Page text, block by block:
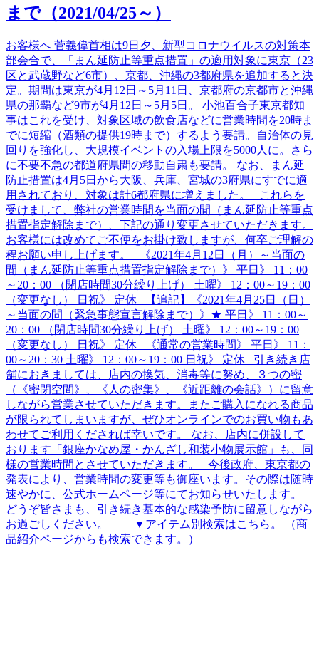
まで（2021/04/25～）
お客様へ 菅義偉首相は9日夕、新型コロナウイルスの対策本
部会合で、「まん延防止等重点措置」の適用対象に東京（23
区と武蔵野など6市）、京都、沖縄の3都府県を追加すると決
定。期間は東京が4月12日～5月11日、京都府の京都市と沖縄
県の那覇など9市が4月12日～5月5日。 小池百合子東京都知
事はこれを受け、対象区域の飲食店などに営業時間を20時ま
でに短縮（酒類の提供19時まで）するよう要請。自治体の見
回りを強化し、大規模イベントの入場上限を5000人に。さら
に不要不急の都道府県間の移動自粛も要請。 なお、まん延
防止措置は4月5日から大阪、兵庫、宮城の3府県にすでに適
用されており、対象は計6都府県に増えました。 これらを
受けまして、弊社の営業時間を当面の間（まん延防止等重点
措置指定解除まで）、下記の通り変更させていただきます。
お客様には改めてご不便をお掛け致しますが、何卒ご理解の
程お願い申し上げます。 《2021年4月12日（月）～当面の
間（まん延防止等重点措置指定解除まで）》 平日》 11：00
～20：00 （閉店時間30分繰り上げ） 土曜》 12：00～19：00
（変更なし） 日祝》 定休 【追記】《2021年4月25日（日）
～当面の間（緊急事態宣言解除まで）》★ 平日》 11：00～
20：00 （閉店時間30分繰り上げ） 土曜》 12：00～19：00
（変更なし） 日祝》 定休 《通常の営業時間》 平日》 11：
00～20：30 土曜》 12：00～19：00 日祝》 定休 引き続き店
舗におきましては、店内の換気、消毒等に努め、３つの密
（《密閉空間》、《人の密集》、《近距離の会話》）に留意
しながら営業させていただきます。またご購入になれる商品
が限られてしまいますが、ぜひオンラインでのお買い物もあ
わせてご利用くだされば幸いです。 なお、店内に併設して
おります「銀座かなめ屋・かんざし和装小物展示館」も、同
様の営業時間とさせていただきます。 今後政府、東京都の
発表により、営業時間の変更等も御座います。その際は随時
速やかに、公式ホームページ等にてお知らせいたします。
どうぞ皆さまも、引き続き基本的な感染予防に留意しながら
お過ごしください。 ▼アイテム別検索はこちら。 （商
品紹介ページからも検索できます。）